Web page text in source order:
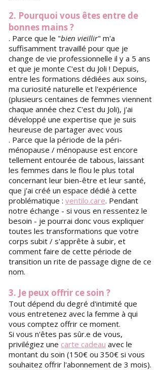
2. Pourquoi vous êtes entre de
bonnes mains ?
. Parce que le "bien vieillir" m'a
suffisamment travaillé pour que je
change de vie professionnelle il y a 5 ans
et que je monte C'est du Joli ! Depuis,
entre les formations dédiées aux soins,
ma curiosité naturelle et l'expérience
(plusieurs centaines de femmes viennent
chaque année chez C'est du Joli), j'ai
développé une expertise que je suis
heureuse de partager avec vous
. Parce que la période de la péri-
ménopause / ménopause est encore
tellement entourée de tabous, laissant
les femmes dans le flou le plus total
concernant leur bien-être et leur santé,
que j'ai créé un espace dédié à cette
problématique : ventilo.care. Pendant
notre échange - si vous en ressentez le
besoin - je pourrai donc vous expliquer
toutes les transformations que votre
corps subit / s'apprête à subir, et
comment faire de cette période de
transition un rite de passage digne de ce
nom.
3. Je peux offrir ce soin ?
Tout dépend du degré d'intimité que
vous entretenez avec la femme à qui
vous comptez offrir ce moment.
Si vous n'êtes pas sûr.e de vous,
privilégiez une carte cadeau avec le
montant du soin (150€ ou 350€ si vous
souhaitez offrir l'abonnement de 3 mois).